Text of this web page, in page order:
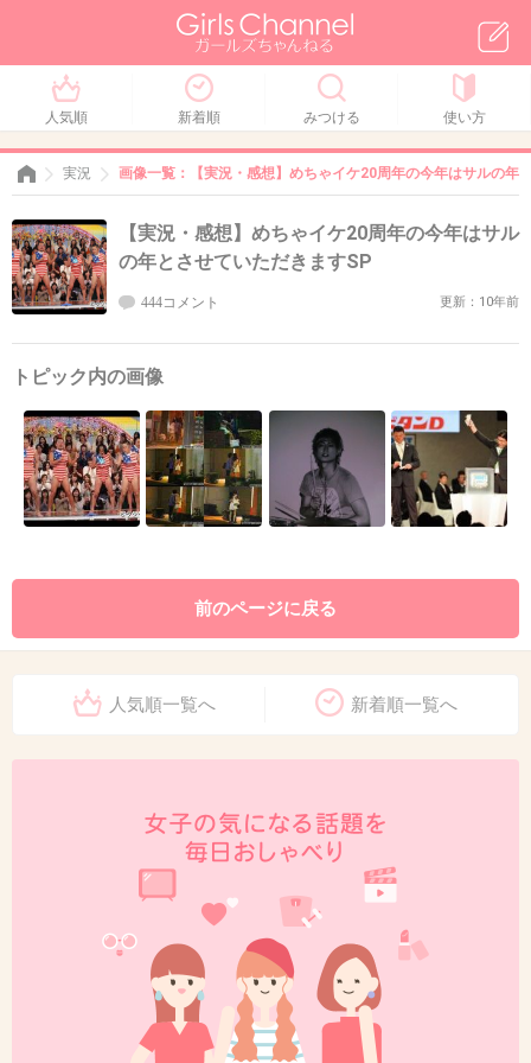
人気順 新着順 みつける 使い方
実況 画像一覧：【実況・感想】めちゃイケ20周年の今年はサルの年
【実況・感想】めちゃイケ20周年の今年はサル
の年とさせていただきますSP
444コメント 更新：10年前
トピック内の画像
前のページに戻る
人気順一覧へ 新着順一覧へ